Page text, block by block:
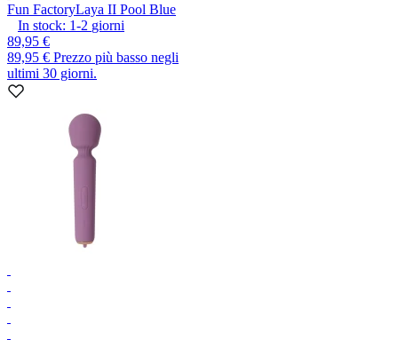
Fun FactoryLaya II Pool Blue
In stock: 1-2 giorni
89,95 €
89,95 € Prezzo più basso negli
ultimi 30 giorni.